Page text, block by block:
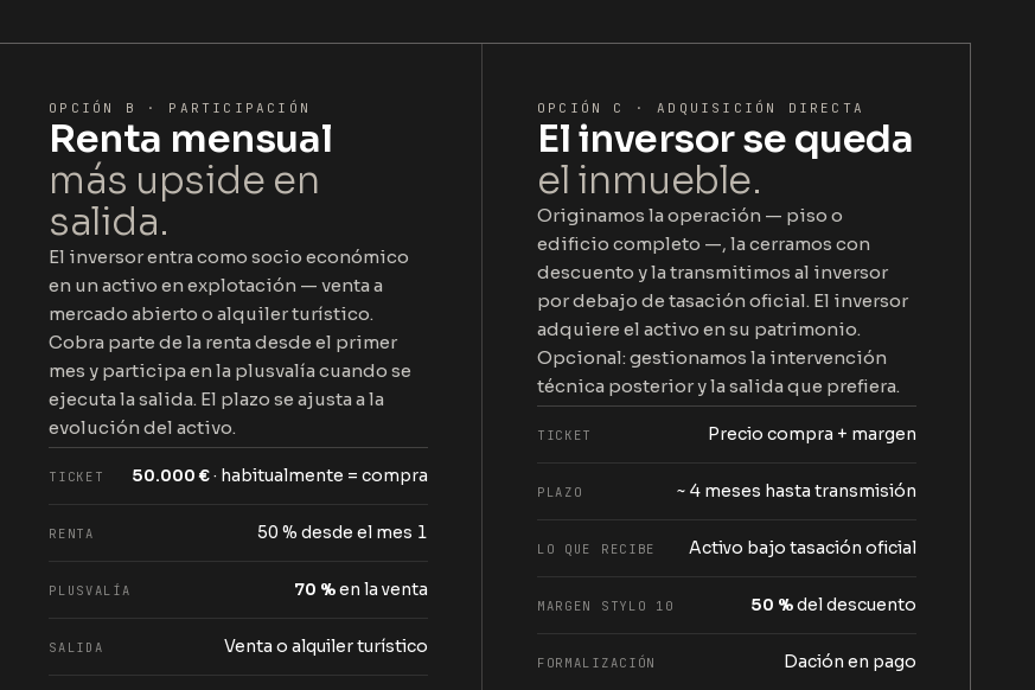
OPCIÓN B · PARTICIPACIÓN
Renta mensual
más upside en
salida.
El inversor entra como socio económico
en un activo en explotación — venta a
mercado abierto o alquiler turístico.
Cobra parte de la renta desde el primer
mes y participa en la plusvalía cuando se
ejecuta la salida. El plazo se ajusta a la
evolución del activo.
TICKET 50.000 €· habitualmente = compra
RENTA 50 % desde el mes 1
PLUSVALÍA 70 %en la venta
SALIDA Venta o alquiler turístico
OPCIÓN C · ADQUISICIÓN DIRECTA
El inversor se queda
el inmueble.
Originamos la operación — piso o
edificio completo —, la cerramos con
descuento y la transmitimos al inversor
por debajo de tasación oficial. El inversor
adquiere el activo en su patrimonio.
Opcional: gestionamos la intervención
técnica posterior y la salida que prefiera.
TICKET Precio compra + margen
PLAZO ~ 4 meses hasta transmisión
LO QUE RECIBE Activo bajo tasación oficial
MARGEN STYLO 10 50 %del descuento
FORMALIZACIÓN Dación en pago